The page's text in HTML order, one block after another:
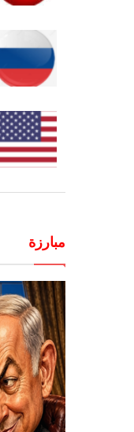
مبارزة